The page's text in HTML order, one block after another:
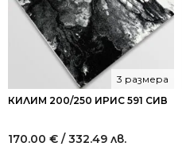
КИЛИМ 200/250 ИРИС 591 СИВ
3 размера
170.00 € / 332.49 лв.